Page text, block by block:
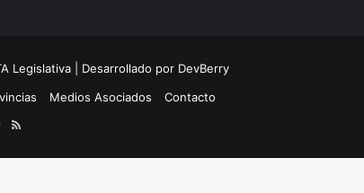
Legislativa | Desarrollado por DevBerry
Medios Asociados
Contacto
TikTok